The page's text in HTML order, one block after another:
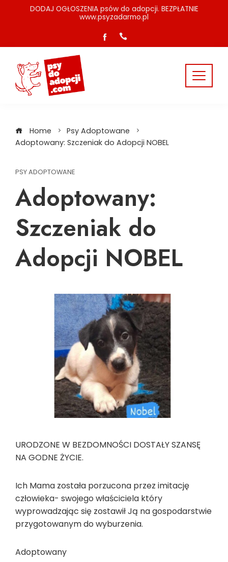
DODAJ OGŁOSZENIA psów do adopcji. BEZPŁATNIE
www.psyzadarmo.pl
Home
Psy Adoptowane
Adoptowany: Szczeniak do Adopcji NOBEL
PSY ADOPTOWANE
Adoptowany:
Szczeniak do
Adopcji NOBEL
URODZONE W BEZDOMNOŚCI DOSTAŁY SZANSĘ
NA GODNE ŻYCIE.
Ich Mama została porzucona przez imitację
człowieka- swojego właściciela który
wyprowadzając się zostawił Ją na gospodarstwie
przygotowanym do wyburzenia.
Adoptowany